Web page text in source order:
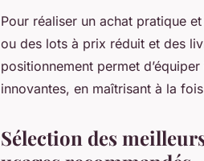
Pour réaliser un achat pratique
ou des lots à prix réduit et des
positionnement permet
innovantes, en maîtrisant à la
Sélection des